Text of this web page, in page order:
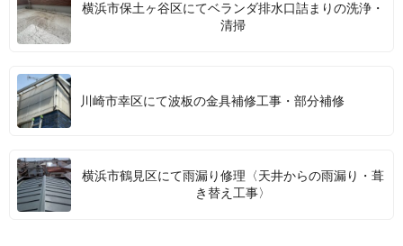
横浜市保土ヶ谷区にてベランダ排水口詰まりの洗浄・
清掃
川崎市幸区にて波板の金具補修工事・部分補修
横浜市鶴見区にて雨漏り修理〈天井からの雨漏り・葺
き替え工事〉